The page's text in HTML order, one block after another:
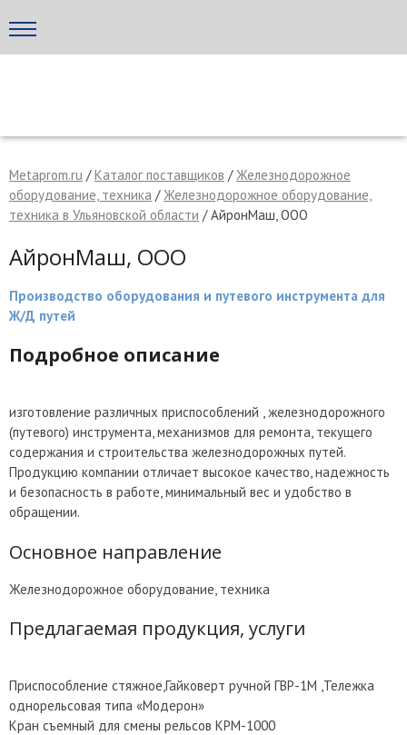
МЕТАПРОМ - российский торгово-промышленный портал
Написать поставщику
Metaprom.ru /Каталог поставщиков /Железнодорожное
оборудование, техника /Железнодорожное оборудование,
техника в Ульяновской области / АйронМаш, ООО
АйронМаш, ООО
Производство оборудования и путевого инструмента для
Ж/Д путей
Подробное описание
изготовление различных приспособлений , железнодорожного
(путевого) инструмента, механизмов для ремонта, текущего
содержания и строительства железнодорожных путей.
Продукцию компании отличает высокое качество, надежность
и безопасность в работе, минимальный вес и удобство в
обращении.
Основное направление
Железнодорожное оборудование, техника
Предлагаемая продукция, услуги
Приспособление стяжное,Гайковерт ручной ГВР-1М ,Тележка
однорельсовая типа «Модерон»
Кран съемный для смены рельсов КРМ-1000